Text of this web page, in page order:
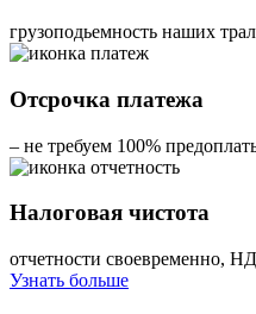
грузоподьемность наших
Отсрочка платежа
– не требуем 100%
Налоговая чистота
отчетности своевременно,
Узнать больше